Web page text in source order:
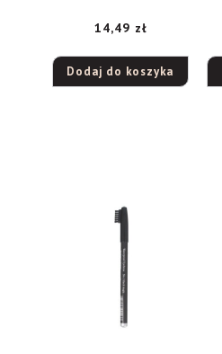
14,49 zł
Dodaj do koszyka